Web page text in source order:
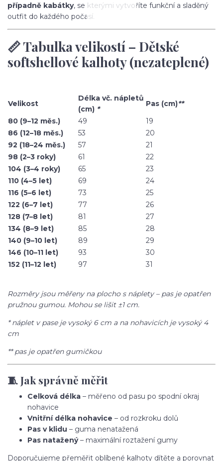
případně kabátky, se kterými vytvoříte funkční a sladěný
outfit do každého počasí.
📏 Tabulka velikostí – Dětské
softshellové kalhoty (nezateplené)
Velikost
Délka vč. nápletů
(cm) *
Pas (cm)**
80 (9–12 měs.)
49
19
86 (12–18 měs.)
53
20
92 (18–24 měs.)
57
21
98 (2–3 roky)
61
22
104 (3–4 roky)
65
23
110 (4–5 let)
69
24
116 (5–6 let)
73
25
122 (6–7 let)
77
26
128 (7–8 let)
81
27
134 (8–9 let)
85
28
140 (9–10 let)
89
29
146 (10–11 let)
93
30
152 (11–12 let)
97 31
Rozměry jsou měřeny na plocho s náplety – pas je opatřen
pružnou gumou. Mohou se lišit ±1 cm.
* náplet v pase je vysoký 6 cm a na nohavicích je vysoký 4
cm
** pas je opatřen gumičkou
🧵 Jak správně měřit
Celková délka – měřeno od pasu po spodní okraj
nohavice
Vnitřní délka nohavice – od rozkroku dolů
Pas v klidu – guma nenatažená
Pas natažený– maximální roztažení gumy
Doporučujeme přeměřit oblíbené kalhoty dítěte a porovnat